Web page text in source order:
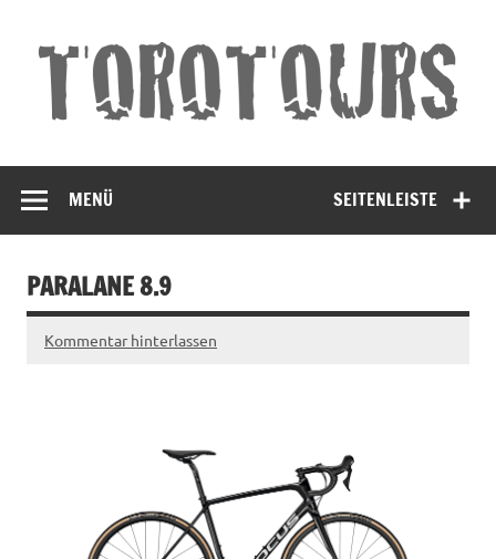
Andalusien
SEITENLEISTE
MENÜ
PARALANE 8.9
Kommentar hinterlassen